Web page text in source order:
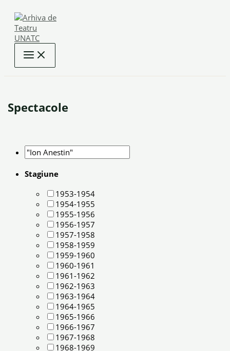
content
Spectacole
Stagiune
1953-1954
1954-1955
1955-1956
1956-1957
1957-1958
1958-1959
1959-1960
1960-1961
1961-1962
1962-1963
1963-1964
1964-1965
1965-1966
1966-1967
1967-1968
1968-1969